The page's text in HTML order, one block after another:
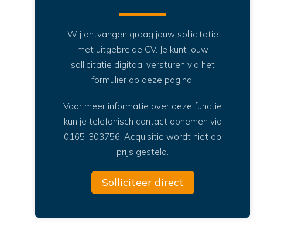
Wij ontvangen graag jouw sollicitatie
met uitgebreide CV. Je kunt jouw
sollicitatie digitaal versturen via het
formulier op deze pagina.
Voor meer informatie over deze functie
kun je telefonisch contact opnemen via
0165-303756. Acquisitie wordt niet op
prijs gesteld.
Solliciteer direct